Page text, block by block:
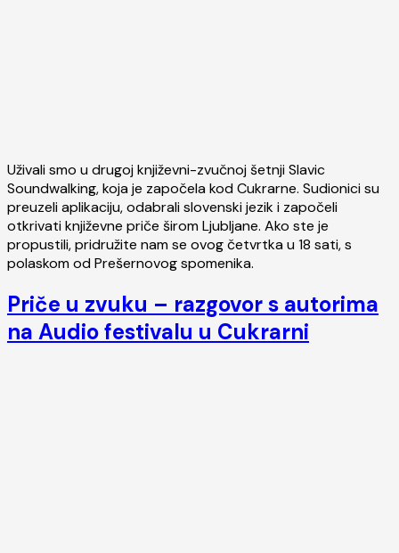
Uživali smo u drugoj književni-zvučnoj šetnji Slavic
Soundwalking, koja je započela kod Cukrarne. Sudionici su
preuzeli aplikaciju, odabrali slovenski jezik i započeli
otkrivati književne priče širom Ljubljane. Ako ste je
propustili, pridružite nam se ovog četvrtka u 18 sati, s
polaskom od Prešernovog spomenika.
Priče u zvuku – razgovor s autorima
na Audio festivalu u Cukrarni